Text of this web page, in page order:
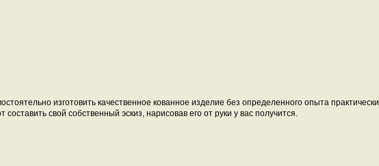
изготовить качественное кованное изделие без определенного опыта практически
составить свой собственный эскиз, нарисовав его от руки у вас получится.